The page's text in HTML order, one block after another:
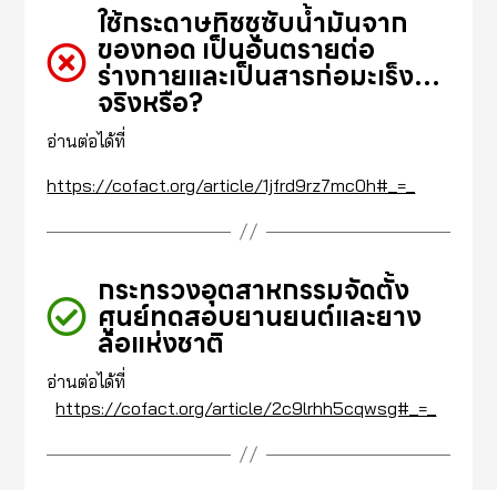
ใช้กระดาษทิชชูซับน้ำมันจาก
ของทอด เป็นอันตรายต่อ
ร่างกายและเป็นสารก่อมะเร็ง…
จริงหรือ?
อ่านต่อได้ที่
https://cofact.org/article/1jfrd9rz7mc0h#_=_
กระทรวงอุตสาหกรรมจัดตั้ง
ศูนย์ทดสอบยานยนต์และยาง
ล้อแห่งชาติ
อ่านต่อได้ที่
https://cofact.org/article/2c9lrhh5cqwsg#_=_